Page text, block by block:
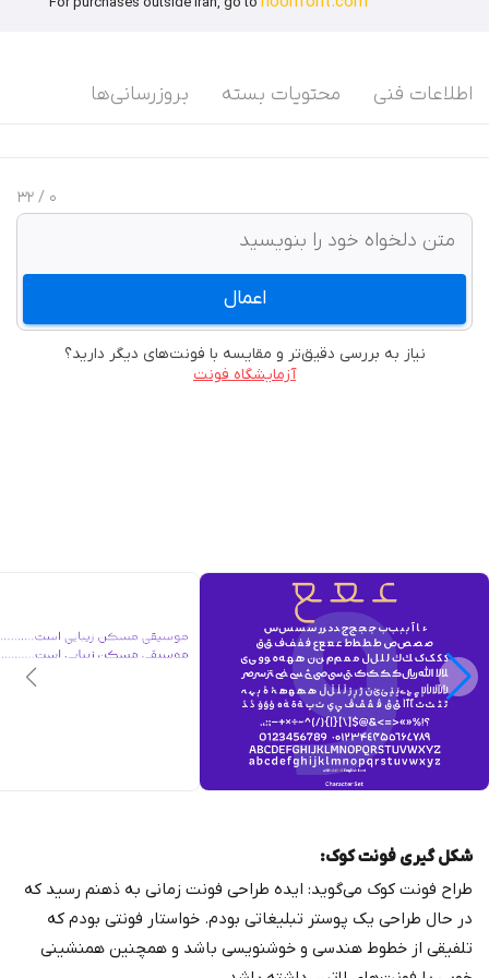
اطلاعات فنی محتویات بسته بروزرسانی‌ها
0
/ 32
اعمال
نیاز به بررسی دقیق‌تر و مقایسه با فونت‌های دیگر دارید؟
آزمایشگاه فونت
شکل گیری فونت کوک:
طراح فونت کوک می‌گوید: ایده طراحی فونت زمانی به ذهنم رسید که
در حال طراحی یک پوستر تبلیغاتی بودم. خواستار فونتی بودم که
تلفیقی از خطوط هندسی و خوشنویسی باشد و همچنین همنشینی